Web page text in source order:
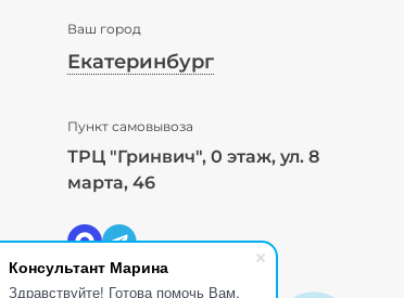
Консультант Марина
Здравствуйте! Готова помочь Вам.
Ваш город
Екатеринбург
Екатеринбург ваш город?
Да Выбрать другой город
Пункт самовывоза
ТРЦ "Гринвич", 0 этаж, ул. 8
марта, 46